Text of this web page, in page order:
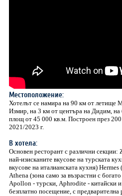
Местоположение:
Хотелът се намира на 90 км от летище
Измир, на 3 км от центъра на Дидим, на
площ от 45 000 кв.м. Построен през
2021/2023 г.
В хотела:
Основен ресторант с различни секции:
най-изисканите вкусове на турската
вкусове на италианската кухня)
Athena (зона само за възрастни с
Apollon - турски, Aphrodite - китайски
безплатно посещение, с